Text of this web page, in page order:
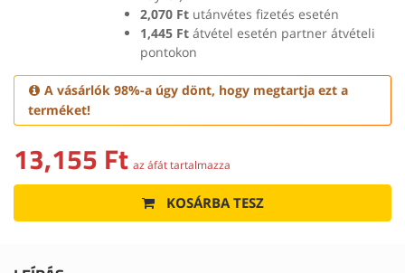
2,070 Ft utánvétes fizetés esetén
1,445 Ft átvétel esetén partner átvételi
pontokon
A vásárlók 98%-a úgy dönt, hogy megtartja ezt a
terméket!
13,155 Ft az áfát tartalmazza
KOSÁRBA TESZ